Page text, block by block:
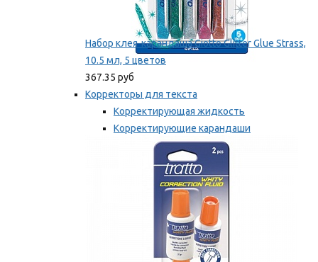
Набор клея-карандаша Giotto Glitter Glue Strass,
10.5 мл, 5 цветов
367.35 руб
Корректоры для текста
Корректирующая жидкость
Корректирующие карандаши
Корректирующие ленты
Мы рекомендуем